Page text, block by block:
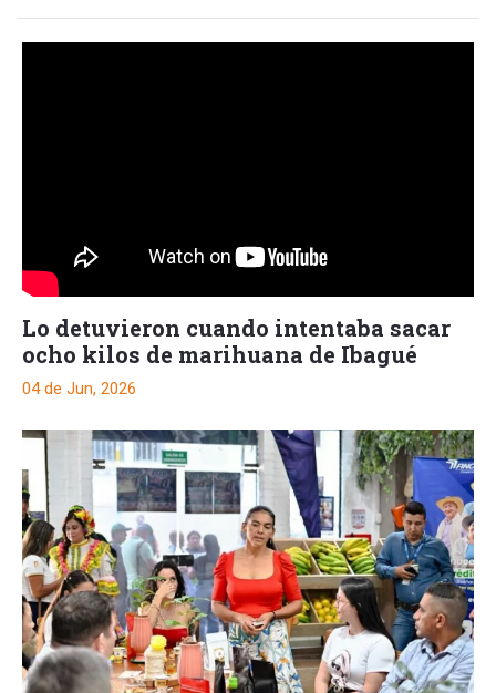
Lo detuvieron cuando intentaba sacar
ocho kilos de marihuana de Ibagué
04 de Jun, 2026